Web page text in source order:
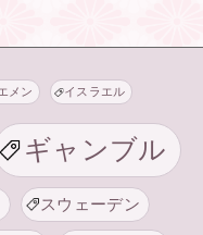
メン イスラエル
ギャンブル
スウェーデン